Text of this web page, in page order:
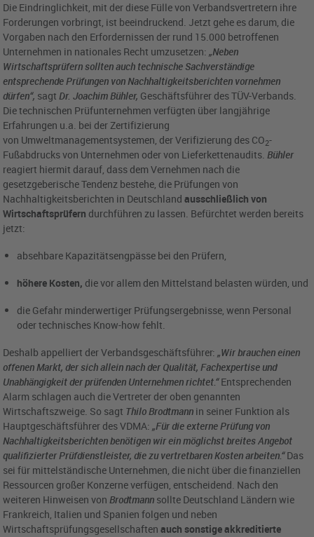
Die Eindringlichkeit, mit der diese Fülle von Verbandsvertretern ihre
Forderungen vorbringt, ist beeindruckend. Jetzt gehe es darum, die
Vorgaben nach den Erfordernissen der rund 15.000 betroffenen
Unternehmen in nationales Recht umzusetzen:„Neben
Wirtschaftsprüfern sollten auch technische Sachverständige
entsprechende Prüfungen von Nachhaltigkeitsberichten vornehmen
dürfen“, sagtDr. Joachim Bühler, Geschäftsführer des TÜV-Verbands.
Die technischen Prüfunternehmen verfügten über langjährige
Erfahrungen u.a. bei der Zertifizierung
von Umweltmanagementsystemen, der Verifizierung des CO2-
Fußabdrucks von Unternehmen oder von Lieferkettenaudits.Bühler
reagiert hiermit darauf, dass dem Vernehmen nach die
gesetzgeberische Tendenz bestehe, die Prüfungen von
Nachhaltigkeitsberichten in Deutschlandausschließlich von
Wirtschaftsprüfern durchführen zu lassen. Befürchtet werden bereits
jetzt:
absehbare Kapazitätsengpässe bei den Prüfern,
höhere Kosten, die vor allem den Mittelstand belasten würden, und
die Gefahr minderwertiger Prüfungsergebnisse, wenn Personal
oder technisches Know-how fehlt.
Deshalb appelliert der Verbandsgeschäftsführer:„Wir brauchen einen
offenen Markt, der sich allein nach der Qualität, Fachexpertise und
Unabhängigkeit der prüfenden Unternehmen richtet.“Entsprechenden
Alarm schlagen auch die Vertreter der oben genannten
Wirtschaftszweige. So sagt Thilo Brodtmann in seiner Funktion als
Hauptgeschäftsführer des VDMA:„Für die externe Prüfung von
Nachhaltigkeitsberichten benötigen wir ein möglichst breites Angebot
qualifizierter Prüfdienstleister, die zu vertretbaren Kosten arbeiten.“Das
sei für mittelständische Unternehmen, die nicht über die finanziellen
Ressourcen großer Konzerne verfügen, entscheidend. Nach den
weiteren Hinweisen vonBrodtmann sollte Deutschland Ländern wie
Frankreich, Italien und Spanien folgen und neben
Wirtschaftsprüfungsgesellschaftenauch sonstige akkreditierte